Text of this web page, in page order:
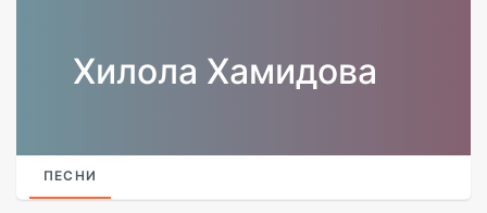
Хилола Хамидова
ПЕСНИ